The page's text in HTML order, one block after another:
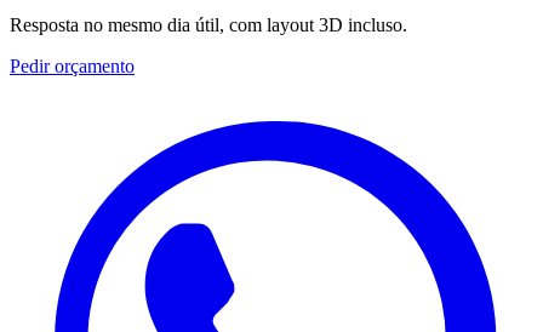
Resposta no mesmo dia útil, com layout 3D incluso.
Pedir orçamento